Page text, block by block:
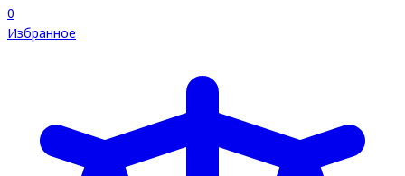
0
Избранное